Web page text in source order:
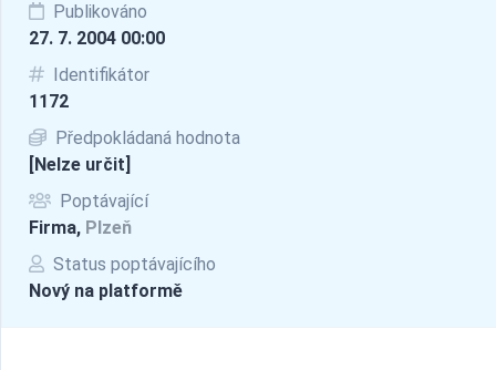
Publikováno
27. 7. 2004 00:00
Identifikátor
1172
Předpokládaná hodnota
[Nelze určit]
Poptávající
Firma, Plzeň
Status poptávajícího
Nový na platformě